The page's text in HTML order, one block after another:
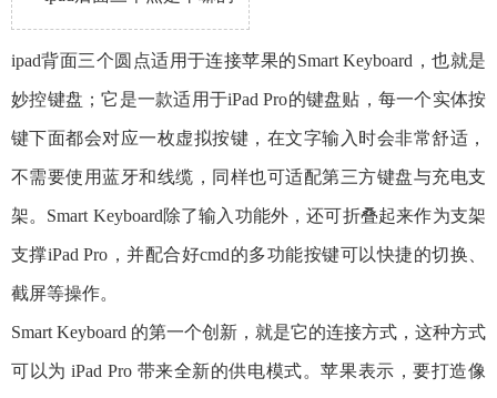
ipad背面三个圆点适用于连接苹果的Smart Keyboard，也就是
妙控键盘；它是一款适用于iPad Pro的键盘贴，每一个实体按
键下面都会对应一枚虚拟按键，在文字输入时会非常舒适，
不需要使用蓝牙和线缆，同样也可适配第三方键盘与充电支
架。Smart Keyboard除了输入功能外，还可折叠起来作为支架
支撑iPad Pro，并配合好cmd的多功能按键可以快捷的切换、
截屏等操作。
Smart Keyboard 的第一个创新，就是它的连接方式，这种方式
可以为 iPad Pro 带来全新的供电模式。苹果表示，要打造像